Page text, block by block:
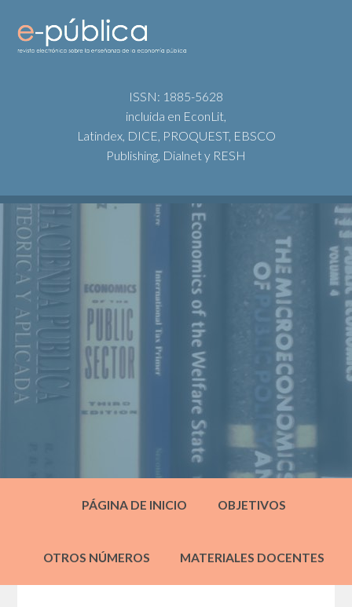
ISSN: 1885-5628
incluida en EconLit,
Latindex, DICE, PROQUEST, EBSCO
Publishing, Dialnet y RESH
PÁGINA DE INICIO OBJETIVOS
OTROS NÚMEROS MATERIALES DOCENTES